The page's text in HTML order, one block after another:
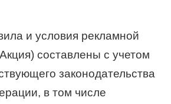
и условия рекламной
составлены с учетом
законодательства
в том числе